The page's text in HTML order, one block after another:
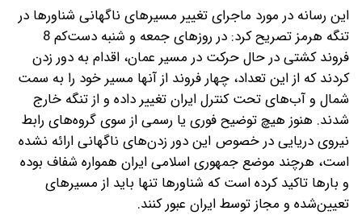
این رسانه در مورد ماجرای تغییر مسیرهای ناگهانی شناورها در
تنگه هرمز تصریح کرد: در روزهای جمعه و شنبه دست‌کم 8
فروند کشتی در حال حرکت در مسیر عمان، اقدام به دور زدن
کردند که از این تعداد، چهار فروند از آنها مسیر خود را به سمت
شمال و آب‌های تحت کنترل ایران تغییر داده و از تنگه خارج
شدند. هنوز هیچ توضیح فوری یا رسمی از سوی گروه‌های رابط
نیروی دریایی در خصوص این دور زدن‌های ناگهانی ارائه نشده
است، هرچند موضع جمهوری اسلامی ایران همواره شفاف بوده
و بارها تاکید کرده است که شناورها تنها باید از مسیرهای
تعیین‌شده و مجاز توسط ایران عبور کنند.